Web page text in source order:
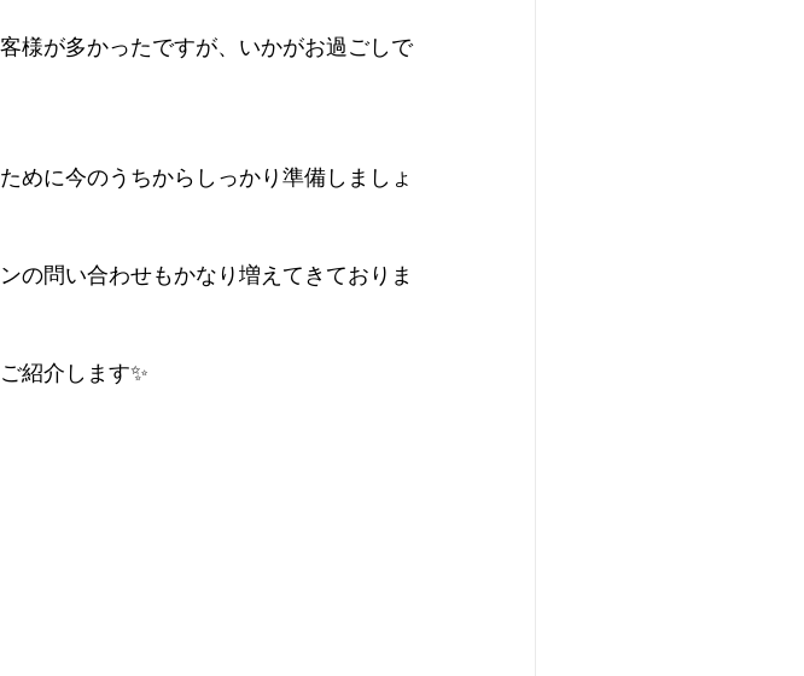
様が多かったですが、いかがお過ごしで
めに今のうちからしっかり準備しましょ
の問い合わせもかなり増えてきておりま
紹介します✨